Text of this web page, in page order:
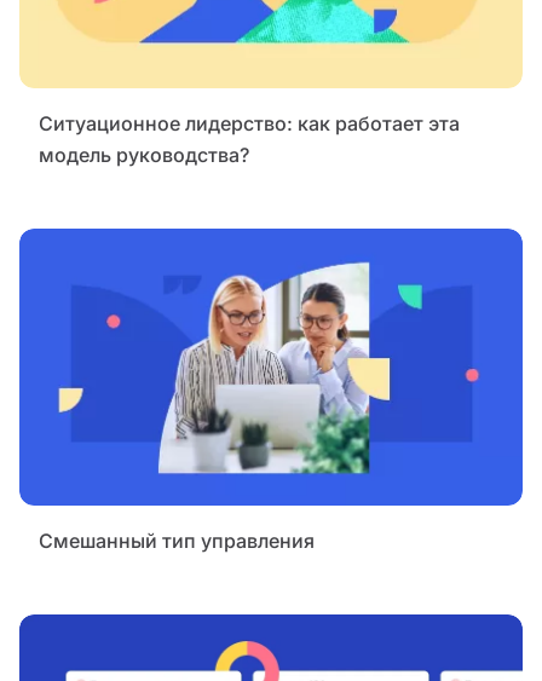
Ситуационное лидерство: как работает эта
модель руководства?
Смешанный тип управления